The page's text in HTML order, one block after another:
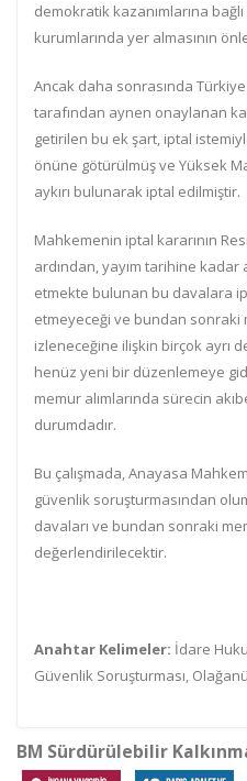
demokratik kazanımlarına
kurumlarında yer almasının
Ancak daha sonrasında
tarafından aynen onaylanan
getirilen bu ek şart, iptal
önüne götürülmüş ve Yüksek
aykırı bulunarak iptal edilmiştir.
Mahkemenin iptal kararının
ardından, yayım tarihine kadar
etmekte bulunan bu davalara
etmeyeceği ve bundan sonraki
izleneceğine ilişkin birçok ayrı
henüz yeni bir düzenlemeye
memur alımlarında sürecin
durumdadır.
Bu çalışmada, Anayasa
güvenlik soruşturmasından
davaları ve bundan sonraki
değerlendirilecektir.
Anahtar Kelimeler: İdare
Güvenlik Soruşturması,
BM Sürdürülebilir